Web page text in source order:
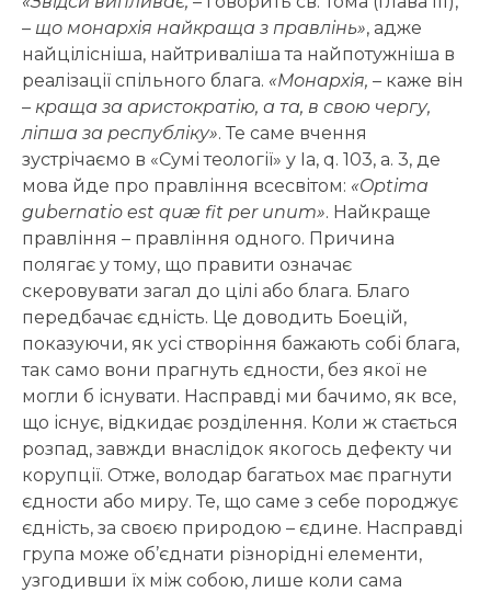
– що монархія найкраща з правлінь», адже
найцілісніша, найтриваліша та найпотужніша в
реалізації спільного блага. «Монархія, – каже він
– краща за аристократію, а та, в свою чергу,
ліпша за республіку». Те саме вчення
зустрічаємо в «Сумі теології» у Ia, q. 103, а. 3, де
мова йде про правління всесвітом: «Optima
gubernatio est quæ fit per unum». Найкраще
правління – правління одного. Причина
полягає у тому, що правити означає
скеровувати загал до цілі або блага. Благо
передбачає єдність. Це доводить Боецій,
показуючи, як усі створіння бажають собі блага,
так само вони прагнуть єдности, без якої не
могли б існувати. Насправді ми бачимо, як все,
що існує, відкидає розділення. Коли ж стається
розпад, завжди внаслідок якогось дефекту чи
корупції. Отже, володар багатьох має прагнути
єдности або миру. Те, що саме з себе породжує
єдність, за своєю природою – єдине. Насправді
група може об’єднати різнорідні елементи,
узгодивши їх між собою, лише коли сама